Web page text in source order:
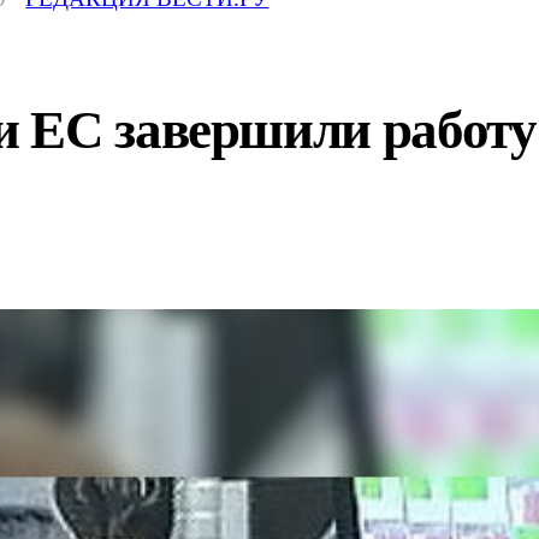
завершили